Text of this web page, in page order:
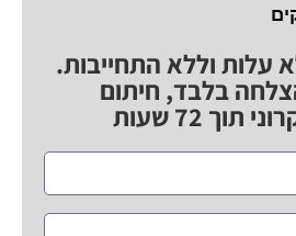
עלות וללא התחייבות.
בלבד, חיתום
72 שעות